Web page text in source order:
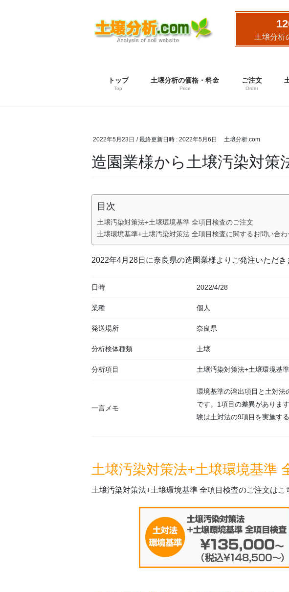
土壌分析
トップ
Top
土壌分析の価格・料金
Price
ご注文
Order
2022年5月23日 / 最終更新日時 : 2022年5月6日 土壌分析.com
造園業様から土壌汚染対策
目次
土壌汚染対策法+土壌環境基準 全項目検査のご注文
土壌環境基準+土壌汚染対策法 全項目検査に関するお問い合
2022年4月28日に奈良県の造園業様よりご発注いただ
日時 2022/4/28
業種 個人
発送場所 奈良県
分析検体種類 土壌
分析項目 土壌汚染対策法+土壌環境基
一言メモ
環境基準の溶出項目と土対法
です。1項目の差異がありま
験は土対法の9項目を実施す
土壌汚染対策法+土壌環境基準
土壌汚染対策法+土壌環境基準 全項目検査のご注文はこ